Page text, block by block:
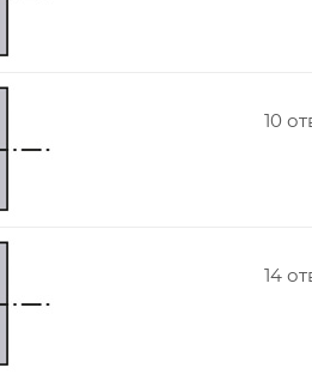
10
14